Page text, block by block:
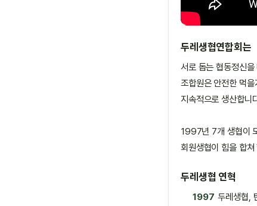
두레생협연합회는
서로 돕는 협동정신
조합원은 안전한 먹
지속적으로 생산합니
1997년 7개 생협이
회원생협이 힘을 합
두레생협 연혁
1997 두레생협,